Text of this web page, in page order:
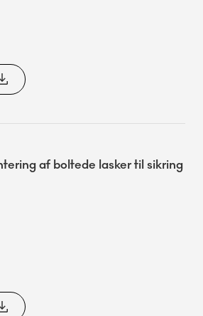
af boltede lasker til sikring